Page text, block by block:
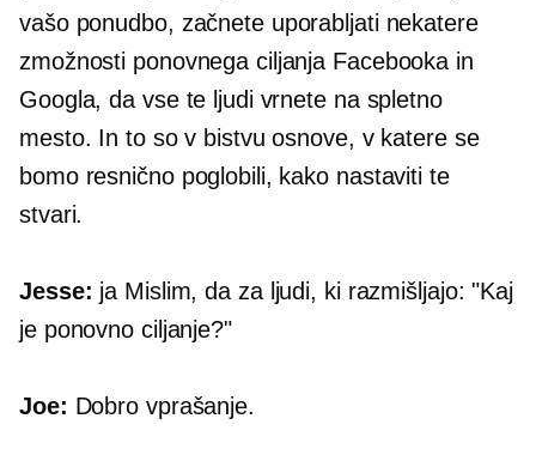
vašo ponudbo, začnete uporabljati nekatere
zmožnosti ponovnega ciljanja Facebooka in
Googla, da vse te ljudi vrnete na spletno
mesto. In to so v bistvu osnove, v katere se
bomo resnično poglobili, kako nastaviti te
stvari.
Jesse: ja Mislim, da za ljudi, ki razmišljajo: "Kaj
je ponovno ciljanje?"
Joe: Dobro vprašanje.